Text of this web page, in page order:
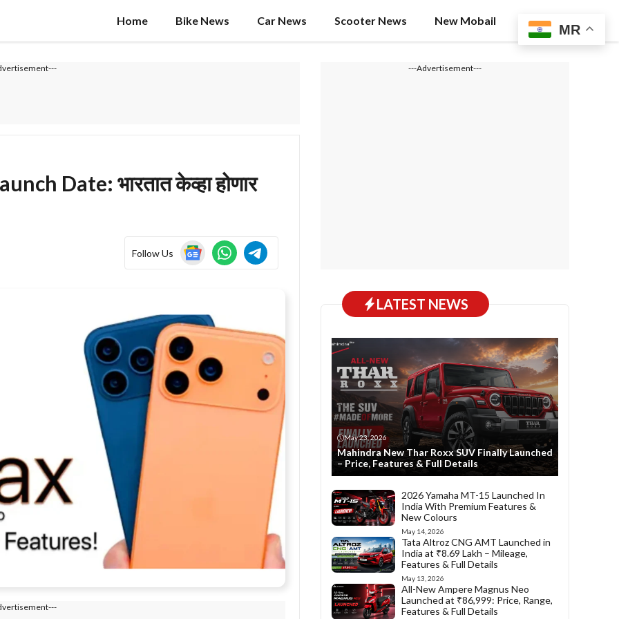
Home Bike News Car News Scooter News New Mobail
Date: भारतात केव्हा होणार
Follow Us
---Advertisement---
LATEST NEWS
May 23, 2026
Mahindra New Thar Roxx SUV Finally Launched
– Price, Features & Full Details
2026 Yamaha MT-15 Launched In
India With Premium Features &
New Colours
May 14, 2026
Tata Altroz CNG AMT Launched in
India at ₹8.69 Lakh – Mileage,
Features & Full Details
May 13, 2026
All-New Ampere Magnus Neo
Launched at ₹86,999: Price, Range,
Features & Full Details
MR